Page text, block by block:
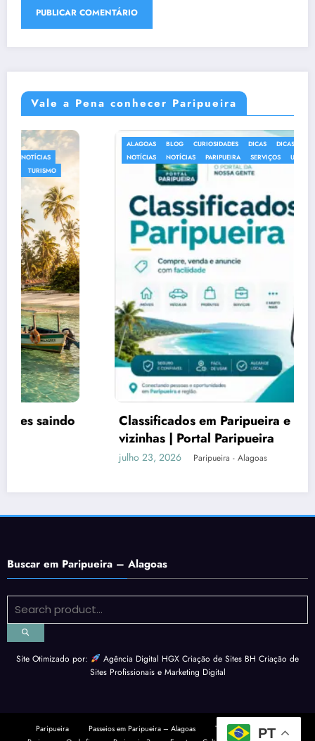
Vale a Pena conhecer Paripueira
ALAGOAS CURIOSIDADES DICAS DICAS
INFORMAÇÕES
NOTÍCIAS
PARIPUEIRA SERVIÇOS UTILIDADE PÚBLICA
Classificados em Paripueira e cidades
vizinhas | Portal Paripueira
Paripueira - Alagoas
Buscar em Paripueira – Alagoas
Site Otimizado por: Agência Digital HGX Criação de Sites BH Criação de
Sites Profissionaise Marketing Digital
Paripueira Passeios em Paripueira – Alagoas
Tábua da MaréPT